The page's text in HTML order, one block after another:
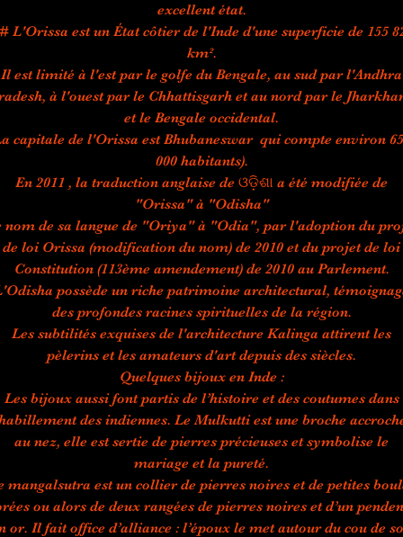
excellent état.
L'Orissa est un État côtier de l'Inde d'une superficie de 155
km².
Il est limité à l'est par le golfe du Bengale, au sud par l'Andhra
à l'ouest par le Chhattisgarh et au nord par le
et le Bengale occidental.
capitale de l'Orissa est Bhubaneswar qui compte environ
000 habitants).
En 2011 , la traduction anglaise de ଓଡ଼ିଶା a été modifiée de
"Orissa" à "Odisha"
nom de sa langue de "Oriya" à "Odia", par l'adoption du
de loi Orissa (modification du nom) de 2010 et du projet de loi
Constitution (113ème amendement) de 2010 au Parlement.
possède un riche patrimoine architectural,
des profondes racines spirituelles de la région.
Les subtilités exquises de l'architecture Kalinga attirent les
pèlerins et les amateurs d'art depuis des siècles.
Quelques bijoux en Inde :
Les bijoux aussi font partis de l’histoire et des coutumes dans
des indiennes. Le Mulkutti est une broche
au nez, elle est sertie de pierres précieuses et symbolise le
mariage et la pureté.
mangalsutra est un collier de pierres noires et de petites
ou alors de deux rangées de pierres noires et d’un
or. Il fait office d’alliance : l’époux le met autour du cou de